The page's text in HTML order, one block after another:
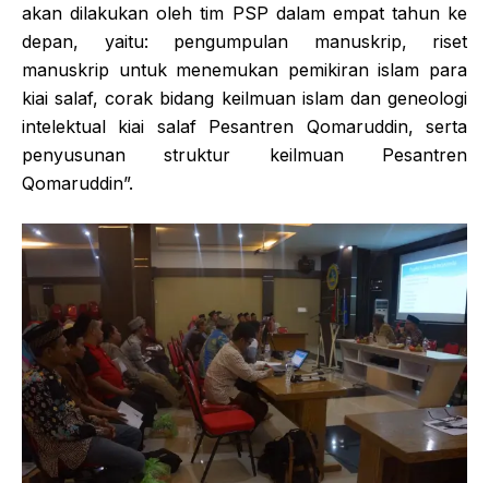
akan dilakukan oleh tim PSP dalam empat tahun ke
depan, yaitu: pengumpulan manuskrip, riset
manuskrip untuk menemukan pemikiran islam para
kiai salaf, corak bidang keilmuan islam dan geneologi
intelektual kiai salaf Pesantren Qomaruddin, serta
penyusunan struktur keilmuan Pesantren
Qomaruddin”.